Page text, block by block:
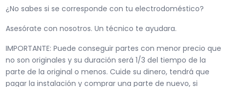
¿No sabes si se corresponde con tu electrodoméstico?
Asesórate con nosotros. Un técnico te ayudara.
IMPORTANTE: Puede conseguir partes con menor precio que
no son originales y su duración será 1/3 del tiempo de la
parte de la original o menos. Cuide su dinero, tendrá que
pagar la instalación y comprar una parte de nuevo, si